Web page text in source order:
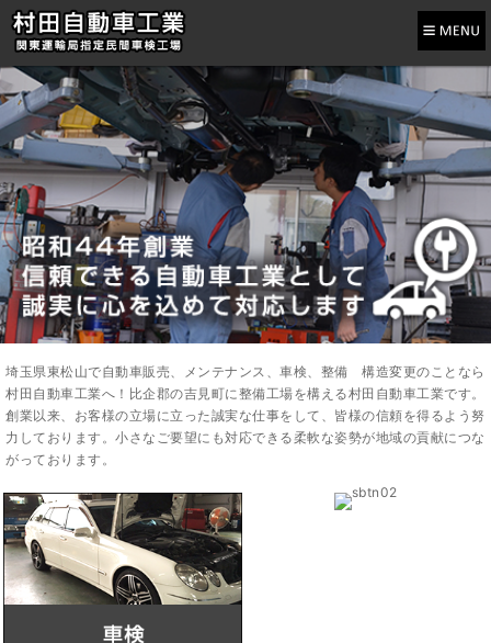
埼玉県東松山で自動車販売、メンテナンス、車検、整備 構造変更のことなら
村田自動車工業へ！比企郡の吉見町に整備工場を構える村田自動車工業です。
創業以来、お客様の立場に立った誠実な仕事をして、皆様の信頼を得るよう努
力しております。小さなご要望にも対応できる柔軟な姿勢が地域の貢献につな
がっております。